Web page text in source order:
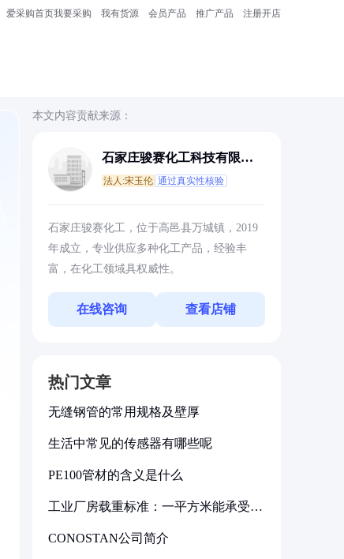
爱采购首页我要采购 我有货源 会员产品 推广产品 注册开店
本文内容贡献来源：
石家庄骏赛化工科技有限公
法人:宋玉伦 通过真实性核验
石家庄骏赛化工，位于高邑县万城镇，2019
年成立，专业供应多种化工产品，经验丰
富，在化工领域具权威性。
在线咨询 查看店铺
热门文章
无缝钢管的常用规格及壁厚
生活中常见的传感器有哪些呢
PE100管材的含义是什么
工业厂房载重标准：一平方米能承受多
CONOSTAN公司简介